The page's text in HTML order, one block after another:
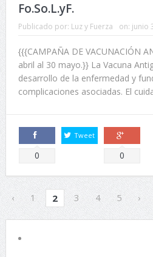
Fo.So.L.yF.
Publicado por: Luz y Fuerza on: junio
{{{CAMPAÑA DE VACUNACIÓN
abril al 30 mayo.}} La Vacuna
desarrollo de la enfermedad y
complicaciones asociadas. El
Comparte
0
Tweet
Comparte
0
‹ 1 2 3 4 5 ›